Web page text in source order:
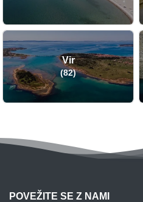
Vir
(82)
POVEŽITE SE Z NAMI